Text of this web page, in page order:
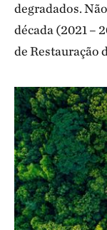
degradados.
década (2021 –
de Restauração